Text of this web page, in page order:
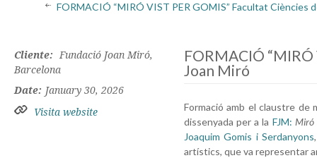
FORMACIÓ “MIRÓ VIST PER GOMIS” Facultat Ciències
Cliente:
Fundació Joan Miró,
Barcelona
Date: January 30, 2026
Visita website
FORMACIÓ “MIRÓ
Joan Miró
Formació amb el claustre de
dissenyada per a la FJM: Miró
Joaquim Gomis i Serdanyons
artístics, que va representar